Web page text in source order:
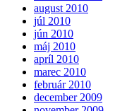
august 2010
júl 2010
jún 2010
máj 2010
apríl 2010
marec 2010
február 2010
december 2009